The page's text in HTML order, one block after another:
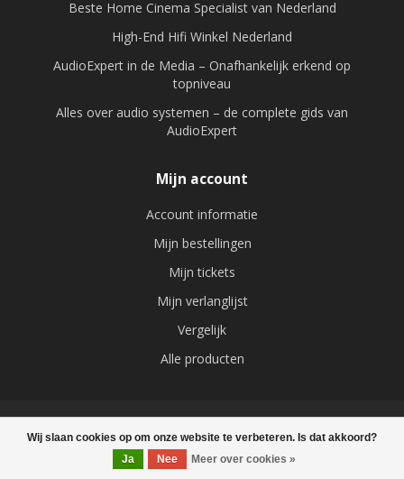
Wij slaan cookies op om onze website te verbeteren. Is dat akkoord?
Ja
Nee Meer over cookies »
Beste Home Cinema Specialist van Nederland
High-End Hifi Winkel Nederland
AudioExpert in de Media – Onafhankelijk erkend op
topniveau
Alles over audio systemen – de complete gids van
AudioExpert
Mijn account
Account informatie
Mijn bestellingen
Mijn tickets
Mijn verlanglijst
Vergelijk
Alle producten